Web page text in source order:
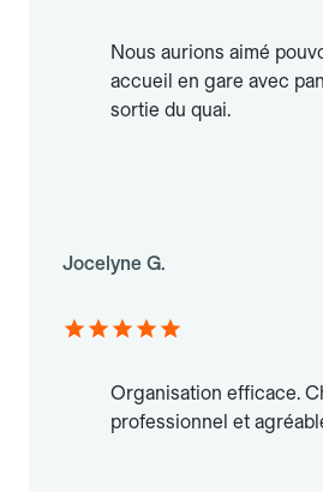
Nous aurions aimé
accueil en gare avec
sortie du quai.
Jocelyne G.
Organisation efficace.
professionnel et